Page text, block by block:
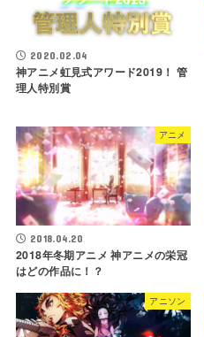
2020.02.04
神アニメ虹見式アワード2019！ 管
理人特別賞
アニメ
2018.04.20
2018年冬期アニメ 神アニメの栄冠
はどの作品に！？
アニソン